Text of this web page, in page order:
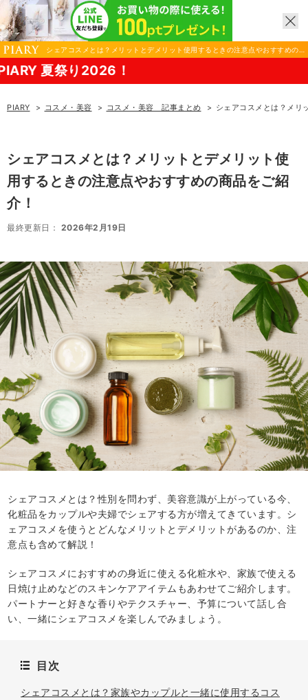
シェアコスメとは？メリットとデメリット使用するときの注意点やおすすめの
商品をご紹介！｜コスメ・美容ならPIARY（ピアリー）
！
PIARY コスメ・美容 コスメ・美容 記事まとめ シェアコスメとは？メリ
シェアコスメとは？メリットとデメリット使
用するときの注意点やおすすめの商品をご紹
介！
最終更新日： 2026年2月19日
シェアコスメとは？性別を問わず、美容意識が上がっている今、
化粧品をカップルや夫婦でシェアする方が増えてきています。シ
ェアコスメを使うとどんなメリットとデメリットがあるのか、注
意点も含めて解説！
シェアコスメにおすすめの身近に使える化粧水や、家族で使える
日焼け止めなどのスキンケアアイテムもあわせてご紹介します。
パートナーと好きな香りやテクスチャー、予算について話し合
い、一緒にシェアコスメを楽しんでみましょう。
目次
シェアコスメとは？家族やカップルと一緒に使用するコス